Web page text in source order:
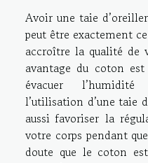
Avoir une taie
peut être exactement
accroître la qualité de
avantage du coton
évacuer
l’utilisation d’une taie
aussi favoriser la
votre corps pendant
doute que le coton